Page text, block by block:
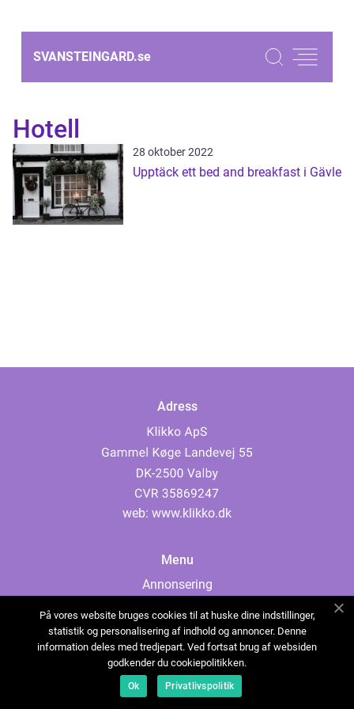
SVANSTEINGARD.se
Hotell
28 oktober 2022
Upptäck ett bed and breakfast i Gävle
Adress
web: www.klikko.dk
Menu
Annonsering
Cookies
Kontakta oss
Sitemap
På vores website bruges cookies til at huske dine indstillinger,
statistik og personalisering af indhold og annoncer. Denne
information deles med tredjepart. Ved fortsat brug af websiden
godkender du cookiepolitikken.
Ok Privatlivspolitik